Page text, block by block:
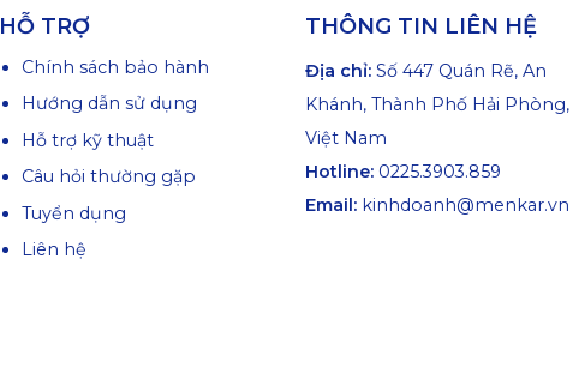
HỖ TRỢ
Chính sách bảo hành
Hướng dẫn sử dụng
Hỗ trợ kỹ thuật
Câu hỏi thường gặp
Tuyển dụng
Liên hệ
THÔNG TIN LIÊN HỆ
Địa chỉ: Số 447 Quán Rẽ, An
Khánh, Thành Phố Hải Phòng,
Việt Nam
Hotline: 0225.3903.859
Email: kinhdoanh@menkar.vn